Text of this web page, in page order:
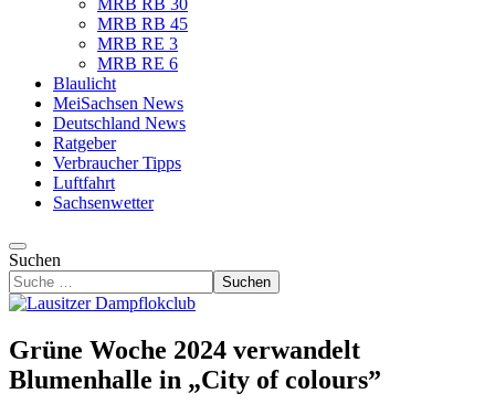
MRB RB 30
MRB RB 45
MRB RE 3
MRB RE 6
Blaulicht
MeiSachsen News
Deutschland News
Ratgeber
Verbraucher Tipps
Luftfahrt
Sachsenwetter
Suchen
Suchen
Grüne Woche 2024 verwandelt
Blumenhalle in „City of colours”